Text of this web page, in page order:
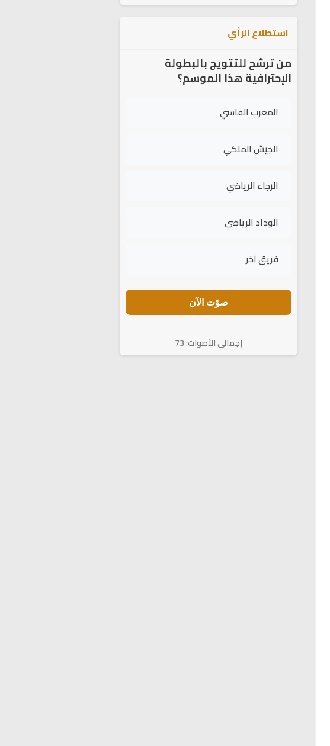
استطلاع الرأي
من ترشح للتتويج بالبطولة
الإحترافية هذا الموسم؟
المغرب الفاسي
الجيش الملكي
الرجاء الرياضي
الوداد الرياضي
فريق آخر
صوّت الآن
إجمالي الأصوات: 73